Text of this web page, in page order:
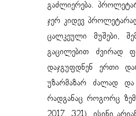
გაძლიერება.
ჯერ კიდევ
ცალკეული მუშები,
გაცილებით ძვირად
დაჯგუფდნენ ერთი
უზარმაზარ ძალად და
რადგანაც როგორც